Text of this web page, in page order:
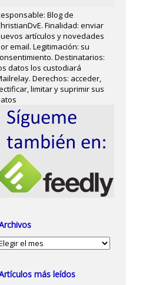
Blog de
Finalidad: enviar
artículos y novedades
email. Legitimación: su
Destinatarios:
datos los custodiará
Derechos: acceder,
limitar y suprimir sus
más leídos